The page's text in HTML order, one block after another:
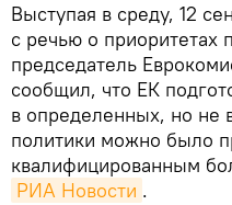
Выступая в среду, 12
с речью о приоритетах
председатель
сообщил, что ЕК
в определенных, но не
политики можно было
квалифицированным
РИА Новости .